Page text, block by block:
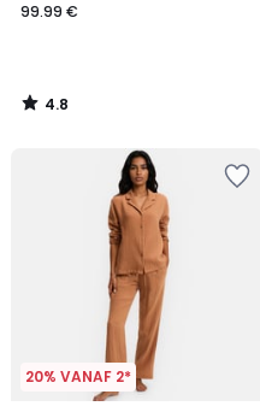
99.99 €
4.8
/
20% VANAF 2*